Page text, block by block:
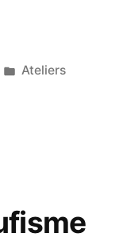
Posted
Ateliers